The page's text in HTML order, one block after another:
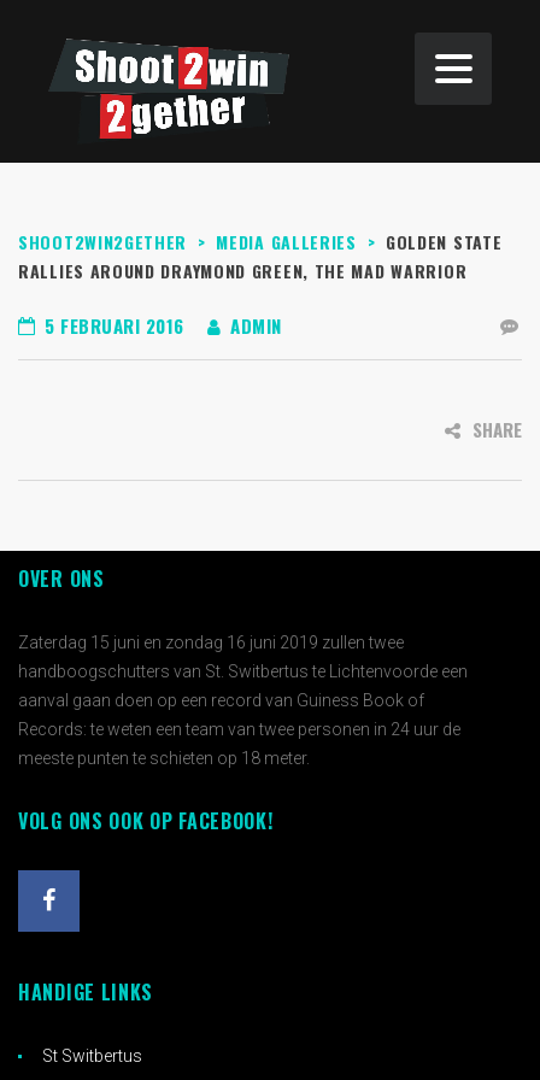
SHOOT2WIN2GETHER > MEDIA GALLERIES > GOLDEN STATE
RALLIES AROUND DRAYMOND GREEN, THE MAD WARRIOR
5 FEBRUARI 2016 ADMIN
SHARE
OVER ONS
Zaterdag 15 juni en zondag 16 juni 2019 zullen twee
handboogschutters van St. Switbertus te Lichtenvoorde een
aanval gaan doen op een record van Guiness Book of
Records: te weten een team van twee personen in 24 uur de
meeste punten te schieten op 18 meter.
VOLG ONS OOK OP FACEBOOK!
HANDIGE LINKS
St Switbertus